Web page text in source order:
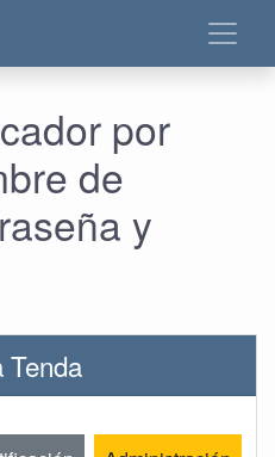
por
de
y
Tenda